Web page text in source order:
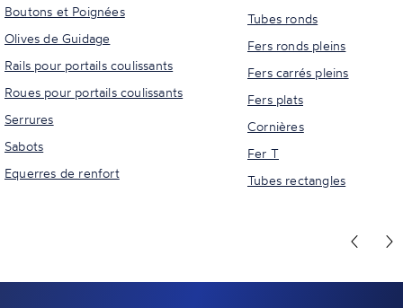
Boutons et Poignées
Olives de Guidage
Rails pour portails coulissants
Roues pour portails coulissants
Serrures
Sabots
Equerres de renfort
Tubes ronds
Fers ronds pleins
Fers carrés pleins
Fers plats
Cornières
Fer T
Tubes rectangles